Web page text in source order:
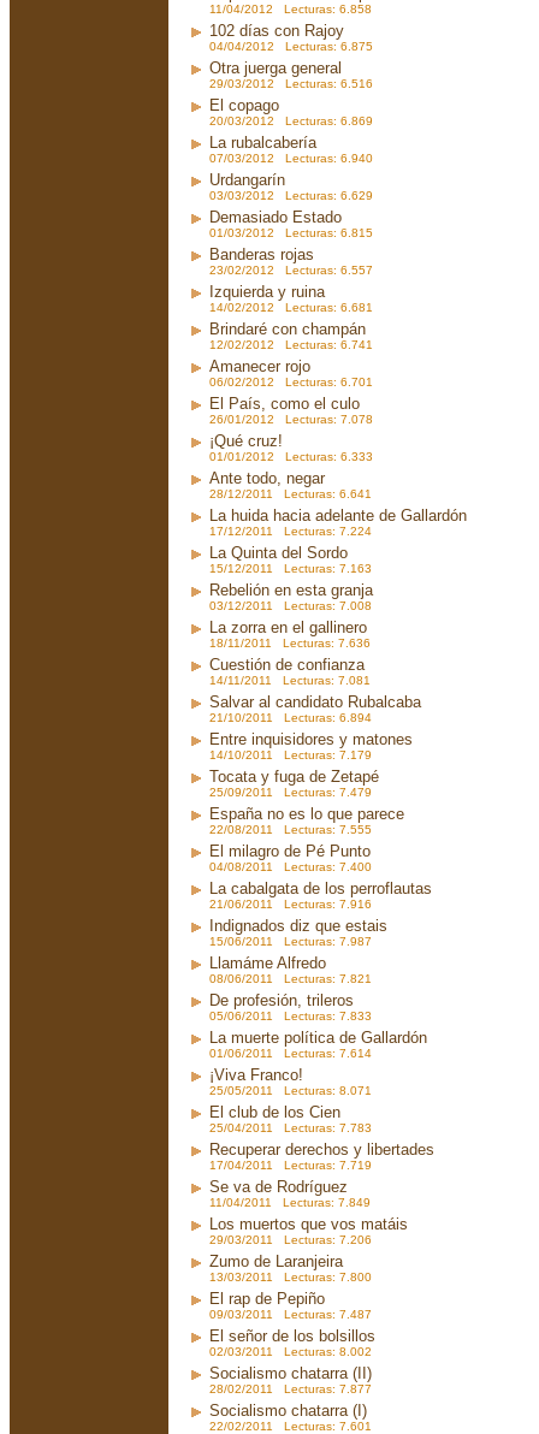
11/04/2012 Lecturas: 6.858
102 días con Rajoy
04/04/2012 Lecturas: 6.875
Otra juerga general
29/03/2012 Lecturas: 6.516
El copago
20/03/2012 Lecturas: 6.869
La rubalcabería
07/03/2012 Lecturas: 6.940
Urdangarín
03/03/2012 Lecturas: 6.629
Demasiado Estado
01/03/2012 Lecturas: 6.815
Banderas rojas
23/02/2012 Lecturas: 6.557
Izquierda y ruina
14/02/2012 Lecturas: 6.681
Brindaré con champán
12/02/2012 Lecturas: 6.741
Amanecer rojo
06/02/2012 Lecturas: 6.701
El País, como el culo
26/01/2012 Lecturas: 7.078
¡Qué cruz!
01/01/2012 Lecturas: 6.333
Ante todo, negar
28/12/2011 Lecturas: 6.641
La huida hacia adelante de Gallardón
17/12/2011 Lecturas: 7.224
La Quinta del Sordo
15/12/2011 Lecturas: 7.163
Rebelión en esta granja
03/12/2011 Lecturas: 7.008
La zorra en el gallinero
18/11/2011 Lecturas: 7.636
Cuestión de confianza
14/11/2011 Lecturas: 7.081
Salvar al candidato Rubalcaba
21/10/2011 Lecturas: 6.894
Entre inquisidores y matones
14/10/2011 Lecturas: 7.179
Tocata y fuga de Zetapé
25/09/2011 Lecturas: 7.479
España no es lo que parece
22/08/2011 Lecturas: 7.555
El milagro de Pé Punto
04/08/2011 Lecturas: 7.400
La cabalgata de los perroflautas
21/06/2011 Lecturas: 7.916
Indignados diz que estais
15/06/2011 Lecturas: 7.987
Llamáme Alfredo
08/06/2011 Lecturas: 7.821
De profesión, trileros
05/06/2011 Lecturas: 7.833
La muerte política de Gallardón
01/06/2011 Lecturas: 7.614
¡Viva Franco!
25/05/2011 Lecturas: 8.071
El club de los Cien
25/04/2011 Lecturas: 7.783
Recuperar derechos y libertades
17/04/2011 Lecturas: 7.719
Se va de Rodríguez
11/04/2011 Lecturas: 7.849
Los muertos que vos matáis
29/03/2011 Lecturas: 7.206
Zumo de Laranjeira
13/03/2011 Lecturas: 7.800
El rap de Pepiño
09/03/2011 Lecturas: 7.487
El señor de los bolsillos
02/03/2011 Lecturas: 8.002
Socialismo chatarra (II)
28/02/2011 Lecturas: 7.877
Socialismo chatarra (I)
22/02/2011 Lecturas: 7.601